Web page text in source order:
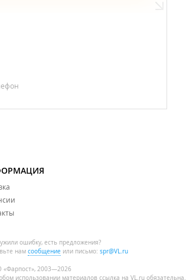
ошибку, есть предложения?
нам сообщение или письмо: spr@VL.ru
2003—2026
использовании материалов ссылка на VL.ru обязательна.